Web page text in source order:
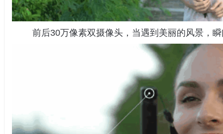
前后30万像素双摄像头，当遇到美丽的风景，